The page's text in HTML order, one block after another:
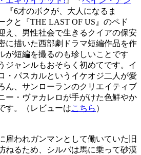
『6才のボクが、大人になるま
クと『THE LAST OF US』のペド
え、男性社会で生きるクイアの保安
に描いた西部劇ドラマ短編作品を作
が短編を撮るのも珍しいことです
ジャンルもおそらく初めてです。イ
・パスカルというイケオジ二人が愛
ん、サンローランのクリエイティブ
ー・ヴァカレロが手がけた色鮮やか
す。（レビューはこちら ）
雇われガンマンとして働いていた旧
ねるため、シルバは馬に乗って砂漠